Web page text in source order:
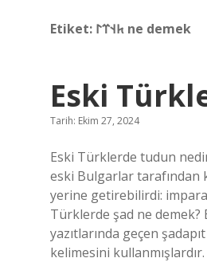
Etiket: 𐱅𐰭𐰼𐰃 ne demek
Eski
Tarih: Ekim 27, 2024
Eski Türklerde tudun
eski Bulgarlar tarafından
yerine getirebilirdi:
Türklerde şad ne
yazıtlarında geçen
kelimesini